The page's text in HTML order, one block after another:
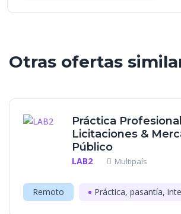
Otras ofertas
Práctica
Licitaciones &
Público
LAB2 Multipaís
Remoto Práctica, pasantía,